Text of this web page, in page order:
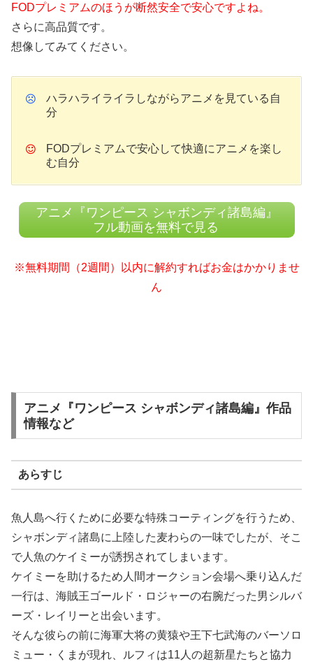
FODプレミアムのほうが断然安全で安心ですよね。
さらに高品質です。
想像してみてください。
ハラハライライラしながらアニメを見ている自
分
FODプレミアムで安心して快適にアニメを楽し
む自分
アニメ『ワンピース シャボンディ諸島編』
フル動画を無料で見る
※無料期間（2週間）以内に解約すればお金はかかりませ
ん
アニメ『ワンピース シャボンディ諸島編』作品
情報など
あらすじ
魚人島へ行くために必要な特殊コーティングを行うため、
シャボンディ諸島に上陸した麦わらの一味でしたが、そこ
で人魚のケイミーが誘拐されてしまいます。
ケイミーを助けるため人間オークション会場へ乗り込んだ
一行は、海賊王ゴールド・ロジャーの右腕だった男シルバ
ーズ・レイリーと出会います。
そんな彼らの前に海軍大将の黄猿や王下七武海のバーソロ
ミュー・くまが現れ、ルフィは11人の超新星たちと協力